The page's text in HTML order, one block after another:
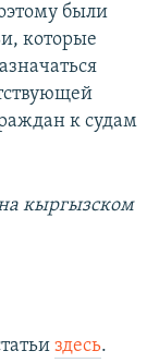
были
которые
к судам
кыргызском
здесь.